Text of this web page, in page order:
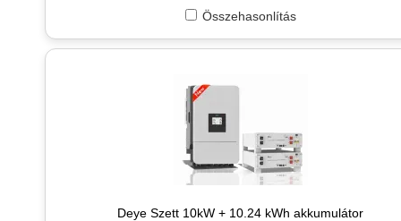
Összehasonlítás
Deye Szett 10kW + 10.24 kWh akkumulátor